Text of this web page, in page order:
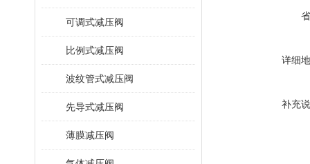
可调式减压阀
比例式减压阀
波纹管式减压阀
先导式减压阀
薄膜减压阀
详细
补充